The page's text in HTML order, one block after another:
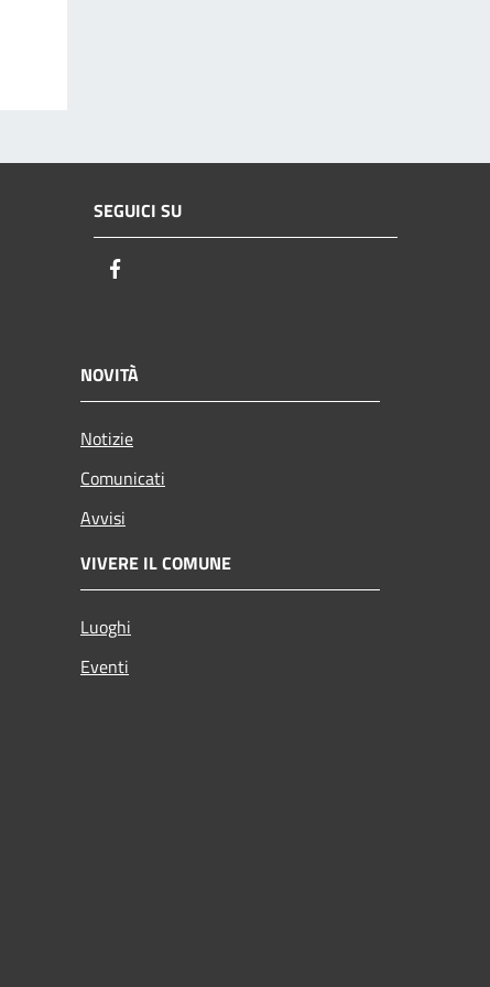
SEGUICI SU
NOVITÀ
Notizie
Comunicati
Avvisi
VIVERE IL COMUNE
Luoghi
Eventi